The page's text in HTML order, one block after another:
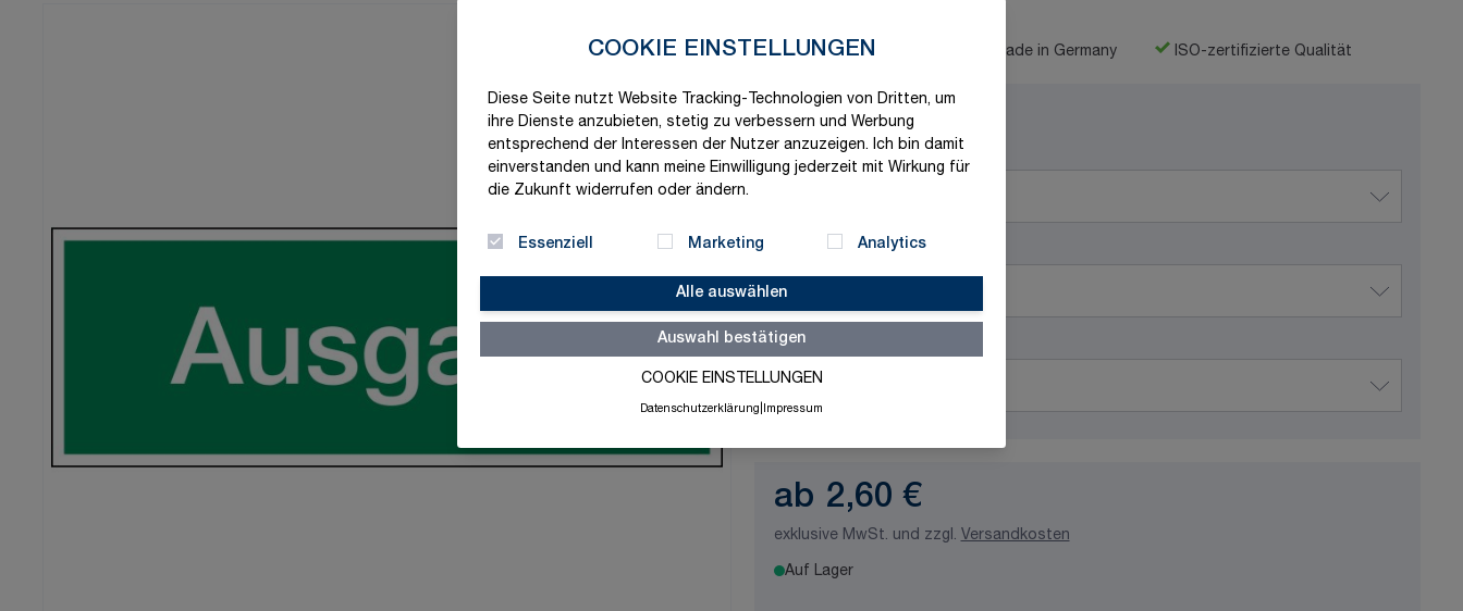
COOKIE EINSTELLUNGEN
Diese Seite nutzt Website Tracking-Technologien von Dritten, um
ihre Dienste anzubieten, stetig zu verbessern und Werbung
entsprechend der Interessen der Nutzer anzuzeigen. Ich bin damit
einverstanden und kann meine Einwilligung jederzeit mit Wirkung für
die Zukunft widerrufen oder ändern.
Essenziell Marketing Analytics
Alle auswählen
Auswahl bestätigen
COOKIE EINSTELLUNGEN
Datenschutzerklärung Impressum
Schnelle Lieferung Made in Germany ISO-zertifizierte Qualität
Produktvariation wählen
Maße
Material
Stärke/Tiefe
ab 2,60 €
exklusive MwSt. und zzgl. Versandkosten
Auf Lager